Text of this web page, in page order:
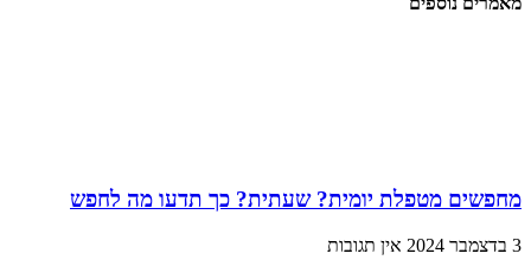
מחפשים מטפלת יומית? שעתית? כך תדעו מה לחפש
3 בדצמבר 2024
אין תגובות